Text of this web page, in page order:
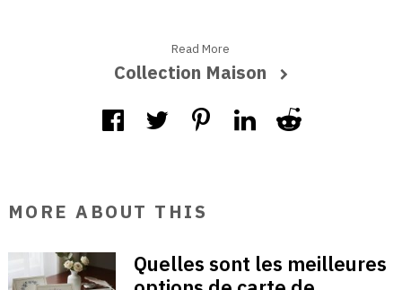
Read More
Collection Maison
MORE ABOUT THIS
Quelles sont les meilleures